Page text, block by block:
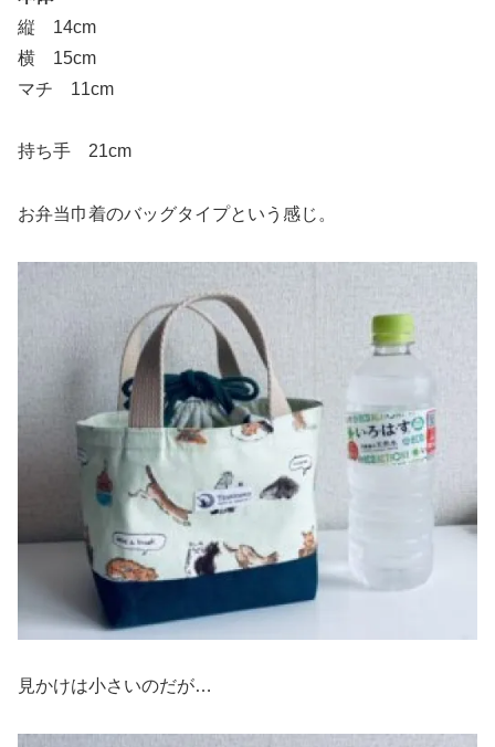
縦 14cm
横 15cm
マチ 11cm
持ち手 21cm
お弁当巾着のバッグタイプという感じ。
見かけは小さいのだが…